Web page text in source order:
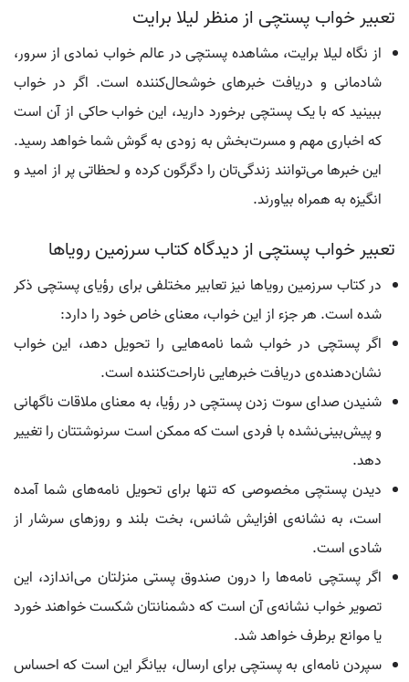
تعبیر خواب پستچی از منظر لیلا برایت
از نگاه لیلا برایت، مشاهده پستچی در عالم خواب نمادی از سرور،
شادمانی و دریافت خبرهای خوشحال‌کننده است. اگر در خواب
ببینید که با یک پستچی برخورد دارید، این خواب حاکی از آن است
که اخباری مهم و مسرت‌بخش به زودی به گوش شما خواهد رسید.
این خبرها می‌توانند زندگی‌تان را دگرگون کرده و لحظاتی پر از امید و
انگیزه به همراه بیاورند.
تعبیر خواب پستچی از دیدگاه کتاب سرزمین رویاها
در کتاب سرزمین رویاها نیز تعابیر مختلفی برای رؤیای پستچی ذکر
شده است. هر جزء از این خواب، معنای خاص خود را دارد:
اگر پستچی در خواب شما نامه‌هایی را تحویل دهد، این خواب
نشان‌دهنده‌ی دریافت خبرهایی ناراحت‌کننده است.
شنیدن صدای سوت زدن پستچی در رؤیا، به معنای ملاقات ناگهانی
و پیش‌بینی‌نشده با فردی است که ممکن است سرنوشتتان را تغییر
دهد.
دیدن پستچی مخصوصی که تنها برای تحویل نامه‌های شما آمده
است، به نشانه‌ی افزایش شانس، بخت بلند و روزهای سرشار از
شادی است.
اگر پستچی نامه‌ها را درون صندوق پستی منزلتان می‌اندازد، این
تصویر خواب نشانه‌ی آن است که دشمنانتان شکست خواهند خورد
یا موانع برطرف خواهد شد.
سپردن نامه‌ای به پستچی برای ارسال، بیانگر این است که احساس